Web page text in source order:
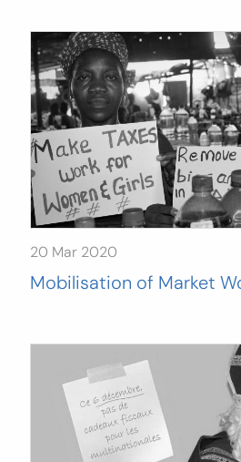
20 Mar 2020
Mobilisation of Market